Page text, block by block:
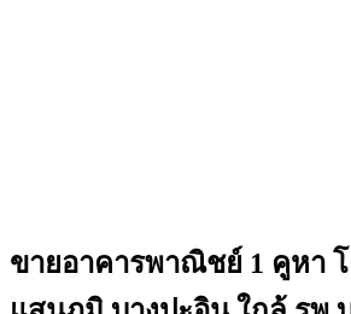
ขายอาคารพาณิชย์ 1 คูหา